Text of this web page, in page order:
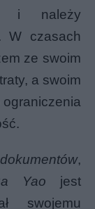
i należy
W czasach
ze swoim
a swoim
,
Yao jest
swojemu